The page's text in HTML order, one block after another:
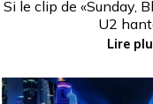
Si le clip de «Sunday,
U2
Lire